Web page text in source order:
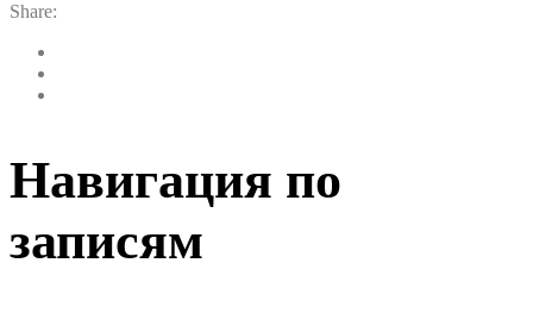
Share:
Навигация по
записям